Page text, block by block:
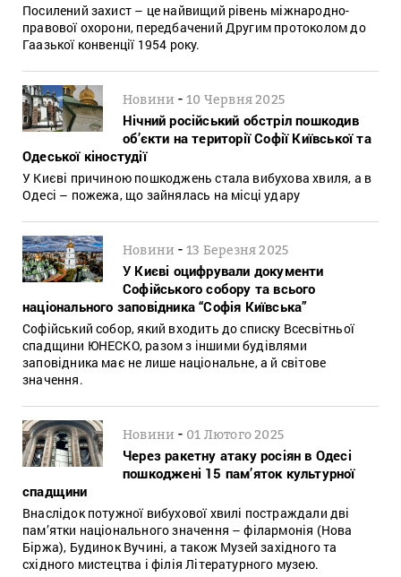
Посилений захист – це найвищий рівень міжнародно-
правової охорони, передбачений Другим протоколом до
Гаазької конвенції 1954 року.
Новини -10 Червня 2025
Нічний російський обстріл пошкодив
об’єкти на території Софії Київської та
Одеської кіностудії
У Києві причиною пошкоджень стала вибухова хвиля, а в
Одесі – пожежа, що зайнялась на місці удару
Новини -13 Березня 2025
У Києві оцифрували документи
Софійського собору та всього
національного заповідника “Софія Київська”
Софійський собор, який входить до списку Всесвітньої
спадщини ЮНЕСКО, разом з іншими будівлями
заповідника має не лише національне, а й світове
значення.
Новини - 01 Лютого 2025
Через ракетну атаку росіян в Одесі
пошкоджені 15 пам’яток культурної
спадщини
Внаслідок потужної вибухової хвилі постраждали дві
пам’ятки національного значення – філармонія (Нова
Біржа), Будинок Вучині, а також Музей західного та
східного мистецтва і філія Літературного музею.